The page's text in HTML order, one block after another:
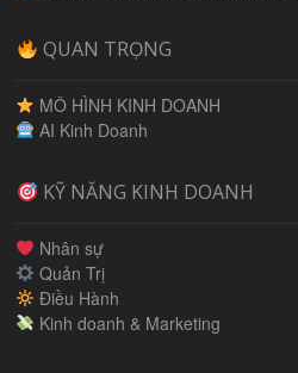
QUAN TRỌNG
MÔ HÌNH KINH DOANH
AI Kinh Doanh
KỸ NĂNG KINH DOANH
Nhân sự
Quản Trị
Điều Hành
Kinh doanh & Marketing